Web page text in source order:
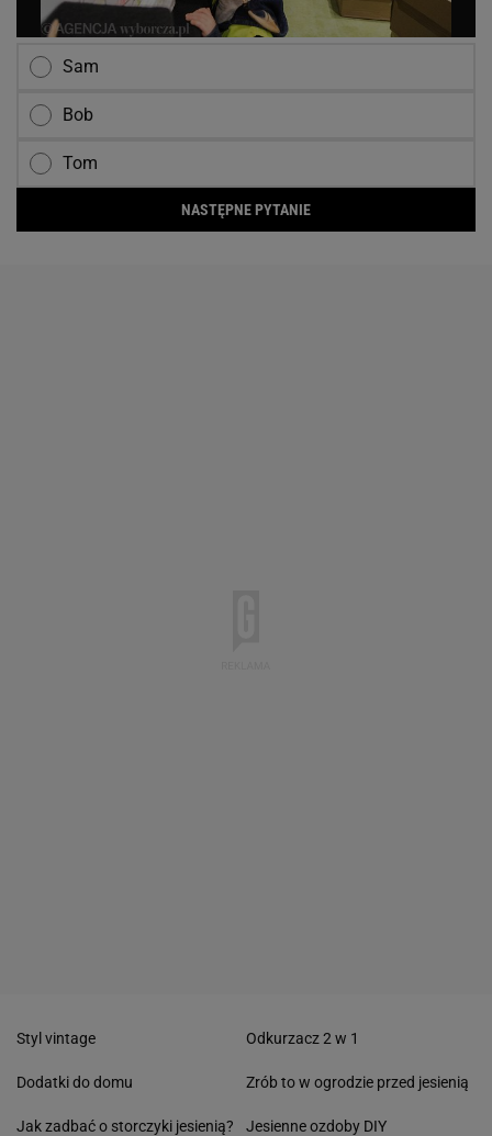
Sam
Bob
Tom
NASTĘPNE PYTANIE
Styl vintage
Dodatki do domu
Jak zadbać o storczyki jesienią?
Odkurzacz 2 w 1
Zrób to w ogrodzie przed jesienią
Jesienne ozdoby DIY